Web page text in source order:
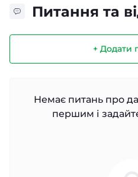
Питання та
+ Додати
Немає питань про
першим і